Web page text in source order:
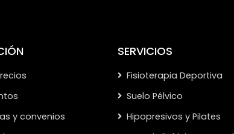
y convenios
SERVICIOS
Fisioterapia Deportiva
Suelo Pélvico
Hipopresivos y Pilates